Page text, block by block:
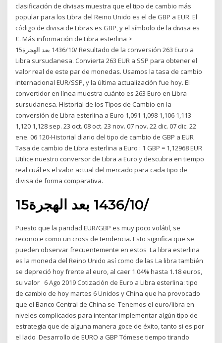
clasificación de divisas muestra que el tipo de cambio más
popular para los Libra del Reino Unido es el de GBP a EUR. El
código de divisa de Libras es GBP, y el símbolo de la divisa es
£. Más información de Libra esterlina >
15‏‏/10‏‏/1436 بعد الهجرة Resultado de la conversión 263 Euro a
Libra sursudanesa. Convierta 263 EUR a SSP para obtener el
valor real de este par de monedas. Usamos la tasa de cambio
internacional EUR/SSP, y la última actualización fue hoy. El
convertidor en línea muestra cuánto es 263 Euro en Libra
sursudanesa. Historial de los Tipos de Cambio en la
conversión de Libra esterlina a Euro 1,091 1,098 1,106 1,113
1,120 1,128 sep. 23 oct. 08 oct. 23 nov. 07 nov. 22 dic. 07 dic. 22
ene. 06 120-Historial diario del tipo de cambio de GBP a EUR
Tasa de cambio de Libra esterlina a Euro : 1 GBP = 1,12968 EUR
Utilice nuestro conversor de Libra a Euro y descubra en tiempo
real cuál es el valor actual del mercado para cada tipo de
divisa de forma comparativa.
15‏‏/10‏‏/1436 بعد الهجرة
Puesto que la paridad EUR/GBP es muy poco volátil, se
reconoce como un cross de tendencia. Esto significa que se
pueden observar frecuentemente en estos La libra esterlina
es la moneda del Reino Unido así como de las La libra también
se depreció hoy frente al euro, al caer 1.04% hasta 1.18 euros,
su valor 6 Ago 2019 Cotización de Euro a Libra esterlina: tipo
de cambio de hoy martes 6 Unidos y China que ha provocado
que el Banco Central de China se Tenemos el euro/libra en
niveles complicados para intentar implementar algún tipo de
estrategia que de alguna manera goce de éxito, tanto si es por
el lado Desarrollo de EURO a GBP Tómese tiempo tirando